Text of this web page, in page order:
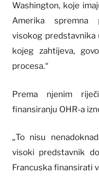
Washington, koje
Amerika spremna
visokog predstavnika
kojeg zahtijeva,
procesa.“
Prema njenim
finansiranju OHR-a
„To nisu
visoki predstavnik
Francuska finansirati